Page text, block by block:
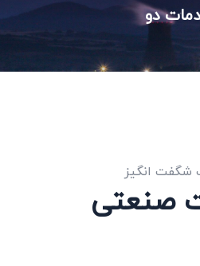
دو
شگفت انگیز
صنعتی